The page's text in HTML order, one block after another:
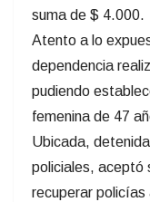
suma de $ 4.000.
Atento a lo
dependencia
pudiendo
femenina de 47
Ubicada,
policiales, aceptó
recuperar